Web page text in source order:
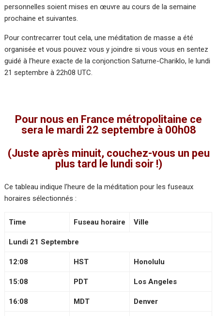
personnelles soient mises en œuvre au cours de la semaine
prochaine et suivantes.
Pour contrecarrer tout cela, une méditation de masse a été
organisée et vous pouvez vous y joindre si vous vous en sentez
guidé à l’heure exacte de la conjonction Saturne-Chariklo, le lundi
21 septembre à 22h08 UTC.
Pour nous en France métropolitaine ce
sera le mardi 22 septembre à 00h08
(Juste après minuit, couchez-vous un peu
plus tard le lundi soir !)
Ce tableau indique l’heure de la méditation pour les fuseaux
horaires sélectionnés :
Time Fuseau horaire Ville
Lundi 21 Septembre
12:08 HST Honolulu
15:08 PDT Los Angeles
16:08 MDT Denver